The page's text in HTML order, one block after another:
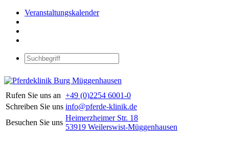
Veranstaltungskalender
Rufen Sie uns an +49 (0)2254 6001-0
Schreiben Sie uns info@pferde-klinik.de
Besuchen Sie uns
Heimerzheimer Str. 18
53919 Weilerswist-Müggenhausen